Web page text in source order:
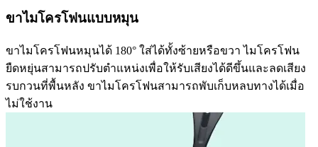
ขาไมโครโฟนแบบหมุน
ขาไมโครโฟนหมุนได้ 180° ใส่ได้ทั้งซ้ายหรือขวา ไมโครโฟน
ยืดหยุ่นสามารถปรับตำแหน่งเพื่อให้รับเสียงได้ดีขึ้นและลดเสียง
รบกวนที่พื้นหลัง ขาไมโครโฟนสามารถพับเก็บหลบทางได้เมื่อ
ไม่ใช้งาน